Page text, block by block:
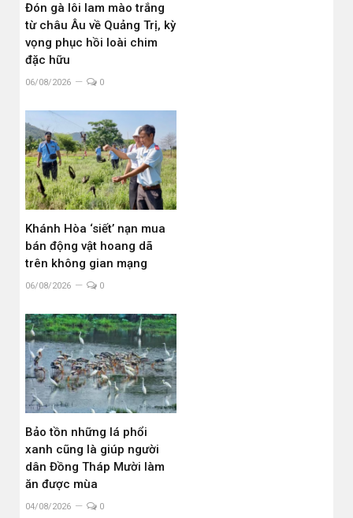
Đón gà lôi lam mào trắng
từ châu Âu về Quảng Trị, kỳ
vọng phục hồi loài chim
đặc hữu
06/08/2026 0
Khánh Hòa ‘siết’ nạn mua
bán động vật hoang dã
trên không gian mạng
06/08/2026 0
Bảo tồn những lá phổi
xanh cũng là giúp người
dân Đồng Tháp Mười làm
ăn được mùa
04/08/2026 0